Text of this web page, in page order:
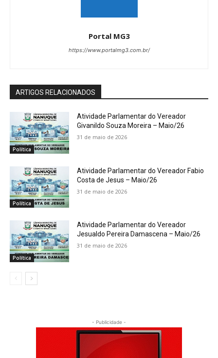
Portal MG3
https://www.portalmg3.com.br/
ARTIGOS RELACIONADOS
Política
Atividade Parlamentar do Vereador
Givanildo Souza Moreira – Maio/26
31 de maio de 2026
Política
Atividade Parlamentar do Vereador Fabio
Costa de Jesus – Maio/26
31 de maio de 2026
Política
Atividade Parlamentar do Vereador
Jesualdo Pereira Damascena – Maio/26
31 de maio de 2026
- Publicidade -